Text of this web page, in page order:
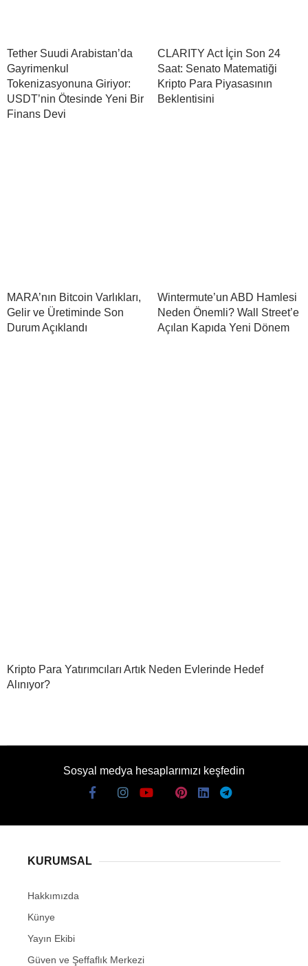
Tether Suudi Arabistan’da
Gayrimenkul
Tokenizasyonuna Giriyor:
USDT’nin Ötesinde Yeni Bir
Finans Devi
CLARITY Act İçin Son 24
Saat: Senato Matematiği
Kripto Para Piyasasının
Beklentisini
MARA’nın Bitcoin Varlıkları,
Gelir ve Üretiminde Son
Durum Açıklandı
Wintermute’un ABD Hamlesi
Neden Önemli? Wall Street’e
Açılan Kapıda Yeni Dönem
Kripto Para Yatırımcıları Artık Neden Evlerinde Hedef
Alınıyor?
Sosyal medya hesaplarımızı keşfedin
KURUMSAL
Hakkımızda
Künye
Yayın Ekibi
Güven ve Şeffaflık Merkezi